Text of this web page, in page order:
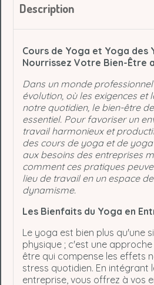
Description
Cours de Yoga et Yoga des
Nourrissez Votre Bien-Être
Dans un monde
évolution, où les exigences et
notre quotidien, le bien-être
essentiel. Pour favoriser un
travail harmonieux et
des cours de yoga et de
aux besoins des entreprises
comment ces pratiques
lieu de travail en un espace
dynamisme.
Les Bienfaits du Yoga en
Le yoga est bien plus qu'une
physique ; c'est une
être qui compense les effets
stress quotidien. En intégrant
entreprise, vous offrez à vos